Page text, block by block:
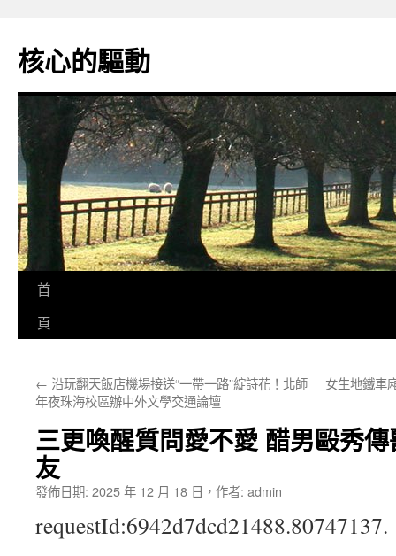
主
要
核心的驅動
首
頁
← 沿玩翻天飯店機場接送“一帶一路”綻詩花！北師
年夜珠海校區辦中外文學交通論壇
女生地鐵車
三更喚醒質問愛不愛 醋男毆秀
友
發佈日期: 2025 年 12 月 18 日 ， 作者: admin
requestId:6942d7dcd21488.80747137.